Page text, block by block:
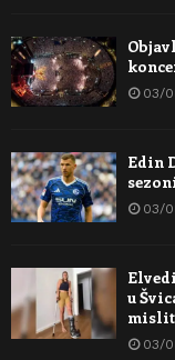
03/
Edin
03/
u
03/